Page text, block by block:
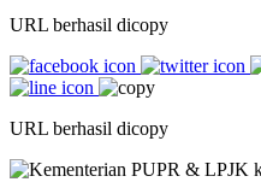
URL berhasil dicopy
URL berhasil dicopy